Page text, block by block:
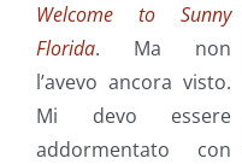
Welcome to Sunny
Florida. Ma non
l’avevo ancora visto.
Mi devo essere
addormentato con